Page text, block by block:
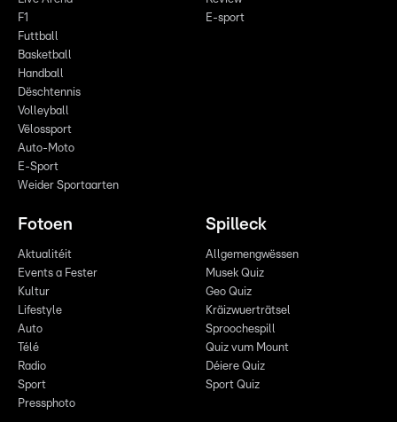
F1
Futtball
Basketball
Handball
Dëschtennis
Volleyball
Vëlossport
Auto-Moto
E-Sport
Weider Sportaarten
E-sport
Fotoen
Aktualitéit
Events a Fester
Kultur
Lifestyle
Auto
Télé
Radio
Sport
Pressphoto
Spilleck
Allgemengwëssen
Musek Quiz
Geo Quiz
Kräizwuerträtsel
Sproochespill
Quiz vum Mount
Déiere Quiz
Sport Quiz